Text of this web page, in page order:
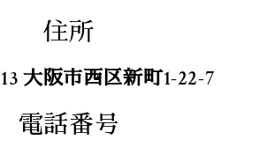
住所
大阪市西区新町1-22-7
電話番号